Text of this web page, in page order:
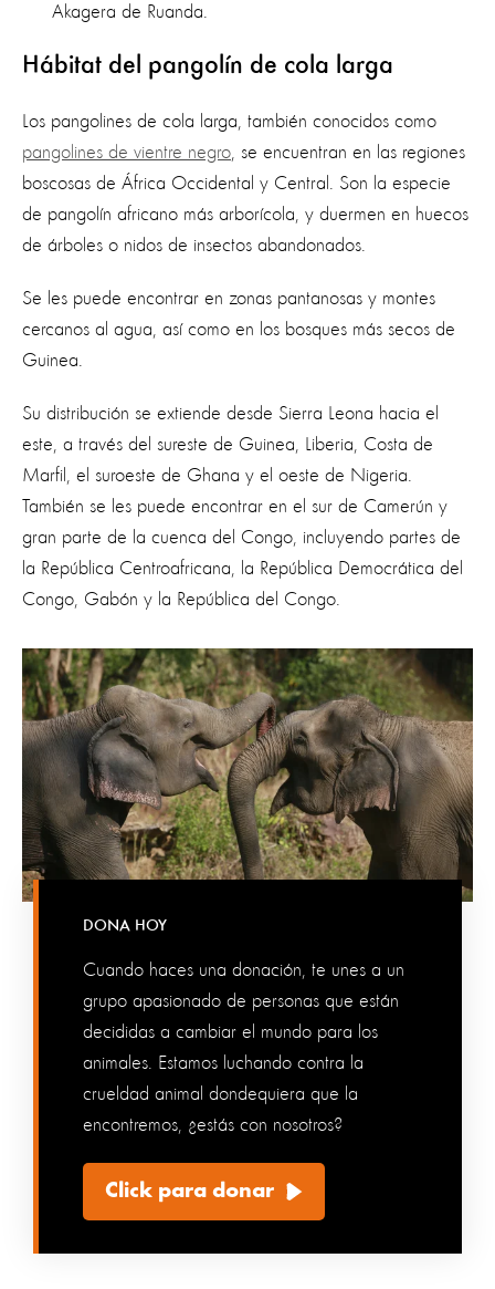
Akagera de Ruanda.
Hábitat del pangolín de cola larga
Los pangolines de cola larga, también conocidos como
pangolines de vientre negro, se encuentran en las regiones
boscosas de África Occidental y Central. Son la especie
de pangolín africano más arborícola, y duermen en huecos
de árboles o nidos de insectos abandonados.
Se les puede encontrar en zonas pantanosas y montes
cercanos al agua, así como en los bosques más secos de
Guinea.
Su distribución se extiende desde Sierra Leona hacia el
este, a través del sureste de Guinea, Liberia, Costa de
Marfil, el suroeste de Ghana y el oeste de Nigeria.
También se les puede encontrar en el sur de Camerún y
gran parte de la cuenca del Congo, incluyendo partes de
la República Centroafricana, la República Democrática del
Congo, Gabón y la República del Congo.
DONA HOY
Cuando haces una donación, te unes a un
grupo apasionado de personas que están
decididas a cambiar el mundo para los
animales. Estamos luchando contra la
crueldad animal dondequiera que la
encontremos, ¿estás con nosotros?
Click para donar